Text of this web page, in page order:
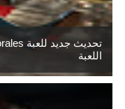
اللعبة